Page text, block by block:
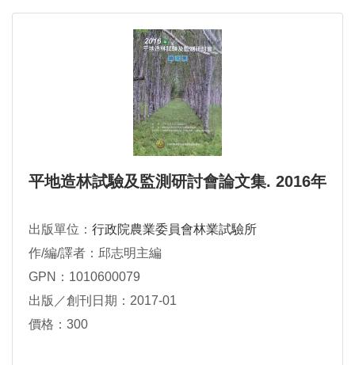
平地造林試驗及監測研討會論文集. 2016年
出版單位： 行政院農業委員會林業試驗所
作/編/譯者：邱志明主編
GPN：1010600079
出版／創刊日期：2017-01
價格：300